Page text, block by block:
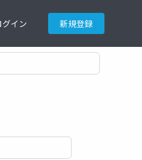
グイン 新規登録